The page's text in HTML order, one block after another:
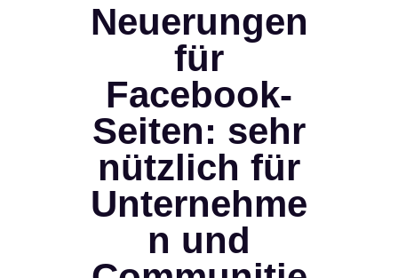
Neuerungen
für
Facebook-
Seiten: sehr
nützlich für
Unternehme
n und